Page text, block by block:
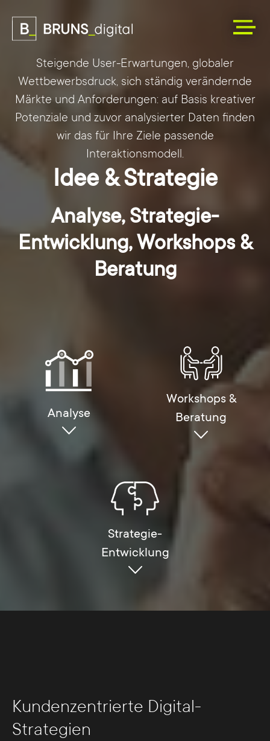
Steigende User-Erwartungen, globaler
Wettbewerbsdruck, sich ständig verändernde
Märkte und Anforderungen: auf Basis kreativer
Potenziale und zuvor analysierter Daten finden
wir das für Ihre Ziele passende
Interaktionsmodell.
Idee & Strategie
Analyse, Strategie-
Entwicklung, Workshops &
Beratung
Analyse
Workshops &
Beratung
Strategie-
Entwicklung
Kundenzentrierte Digital-
Strategien